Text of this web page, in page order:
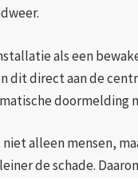
als een
dit direct aan de
doormelding
alleen mensen,
de schade.